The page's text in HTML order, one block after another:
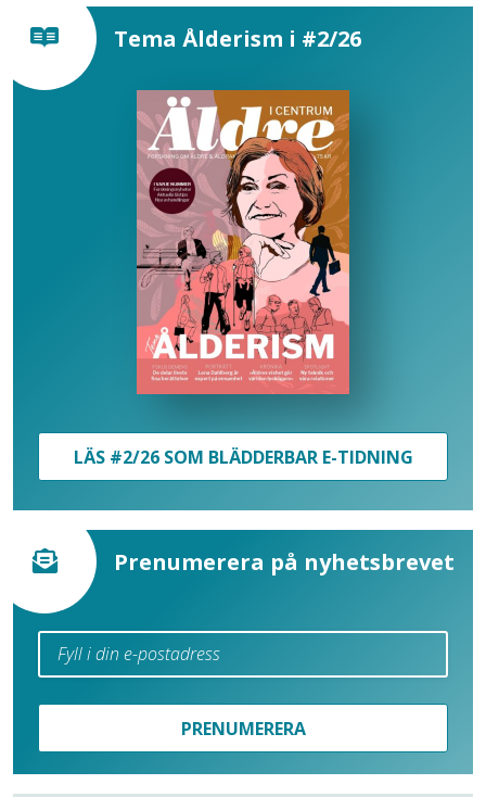
Tema Ålderism i #2/26
LÄS #2/26 SOM BLÄDDERBAR E-TIDNING
Prenumerera på nyhetsbrevet
PRENUMERERA